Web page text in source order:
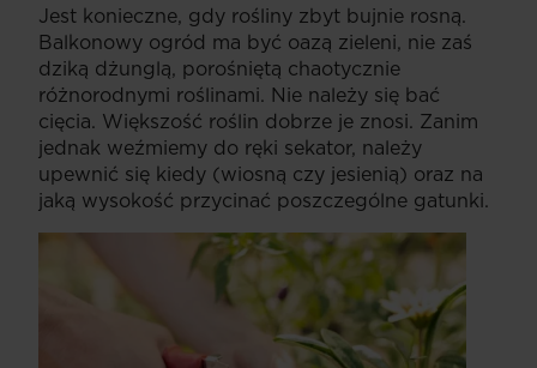
Jest konieczne, gdy rośliny zbyt bujnie rosną.
Balkonowy ogród ma być oazą zieleni, nie zaś
dziką dżunglą, porośniętą chaotycznie
różnorodnymi roślinami. Nie należy się bać
cięcia. Większość roślin dobrze je znosi. Zanim
jednak weźmiemy do ręki sekator, należy
upewnić się kiedy (wiosną czy jesienią) oraz na
jaką wysokość przycinać poszczególne gatunki.